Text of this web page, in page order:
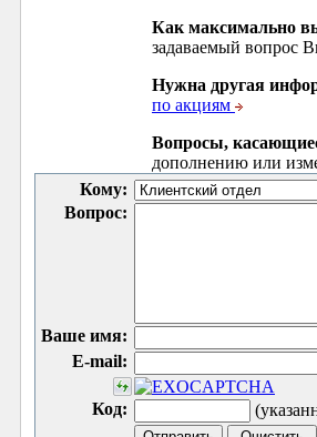
Как максимально
задаваемый вопрос
Нужна другая
по акциям
Вопросы,
дополнению или
Кому:
Вопрос:
Ваше имя:
E-mail:
Код: